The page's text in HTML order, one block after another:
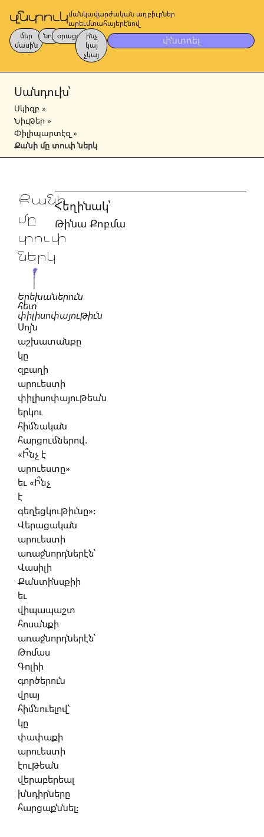
մանկավարժական աղբիւրներ
արեւմտահայերէնով
մեր
մասին
նոր օրացոյց
ինչ
կայ
չկայ
փնտռել
Սանդուխ՝
Սկիզբ »
Նիւթեր »
Փիլիպարտէզ »
Քանի մը տուփ ներկ
Քանի
մը
տուփ
ներկ
Երեխաներուն
հետ
փիլիսոփայութիւն
Սոյն
աշխատանքը
կը
զբաղի
արուեստի
փիլիսոփայութեան
երկու
հիմնական
հարցումներով.
«Ի՞նչ է
արուեստը»
եւ «Ի՞նչ
է
գեղեցկութիւնը»:
Վերացական
արուեստի
առաջնորդներէն՝
Վասիլի
Քանտինսքիի
եւ
վիպապաշտ
հոսանքի
առաջնորդներէն՝
Թոմաս
Գոլիի
գործերուն
վրայ
հիմնուելով՝
կը
փափաքի
արուեստի
էութեան
վերաբերեալ
խնդիրները
հարցաքննել:
Հեղինակ՝
Թինա Քոբմա